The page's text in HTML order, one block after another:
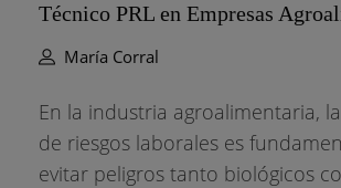
Técnico PRL en Empresas
María Corral
En la industria agroalimentaria,
de riesgos laborales es
evitar peligros tanto biológicos